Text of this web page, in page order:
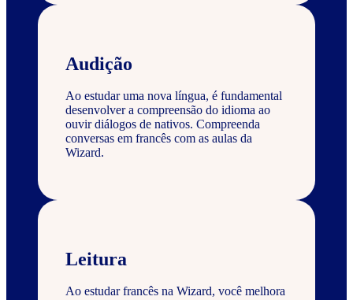
Audição
Ao estudar uma nova língua, é fundamental
desenvolver a compreensão do idioma ao
ouvir diálogos de nativos. Compreenda
conversas em francês com as aulas da
Wizard.
Leitura
Ao estudar francês na Wizard, você melhora